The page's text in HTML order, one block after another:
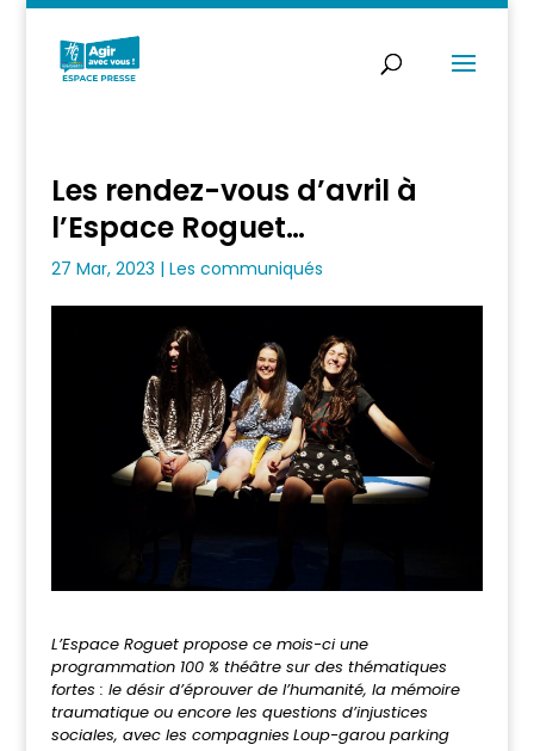
Les rendez-vous d’avril à
l’Espace Roguet…
27 Mar, 2023 | Les communiqués
L’Espace Roguet propose ce mois-ci une
programmation 100 % théâtre sur des thématiques
fortes : le désir d’éprouver de l’humanité, la mémoire
traumatique ou encore les questions d’injustices
sociales, avec les compagnies Loup-garou parking